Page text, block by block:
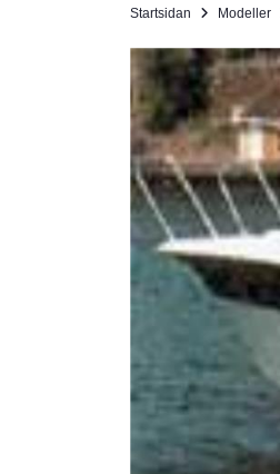
Startsidan Modeller